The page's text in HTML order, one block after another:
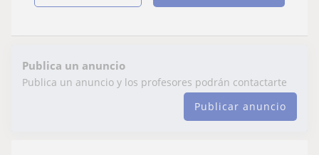
Publica un anuncio
Publica un anuncio y los profesores podrán contactarte
Publicar anuncio